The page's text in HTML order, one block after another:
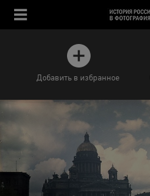
Добавить в избранное